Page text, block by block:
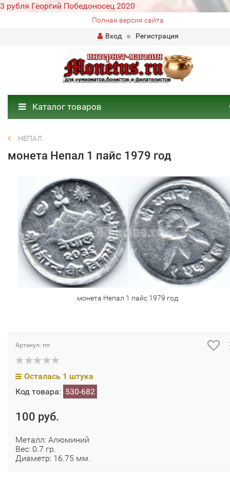
3 рубля Георгий Победоносец 2020
Полная версия сайта
Вход
Регистрация
Каталог товаров
НЕПАЛ
монета Непал 1 пайс 1979 год
монета Непал 1 пайс 1979 год
Артикул: пп
Осталась 1 штука
Код товара: 530-682
100 руб.
Металл: Алюминий
Вес: 0.7 гр.
Диаметр: 16.75 мм.